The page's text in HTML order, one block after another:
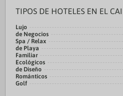
TIPOS DE HOTELES EN EL
Lujo
de Negocios
Spa / Relax
de Playa
Familiar
Ecológicos
de Diseño
Románticos
Golf